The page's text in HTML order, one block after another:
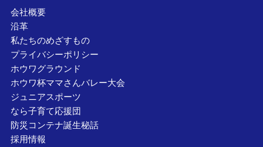
会社概要
沿革
私たちのめざすもの
プライバシーポリシー
ホウワグラウンド
ホウワ杯ママさんバレー大会
ジュニアスポーツ
なら子育て応援団
防災コンテナ誕生秘話
採用情報